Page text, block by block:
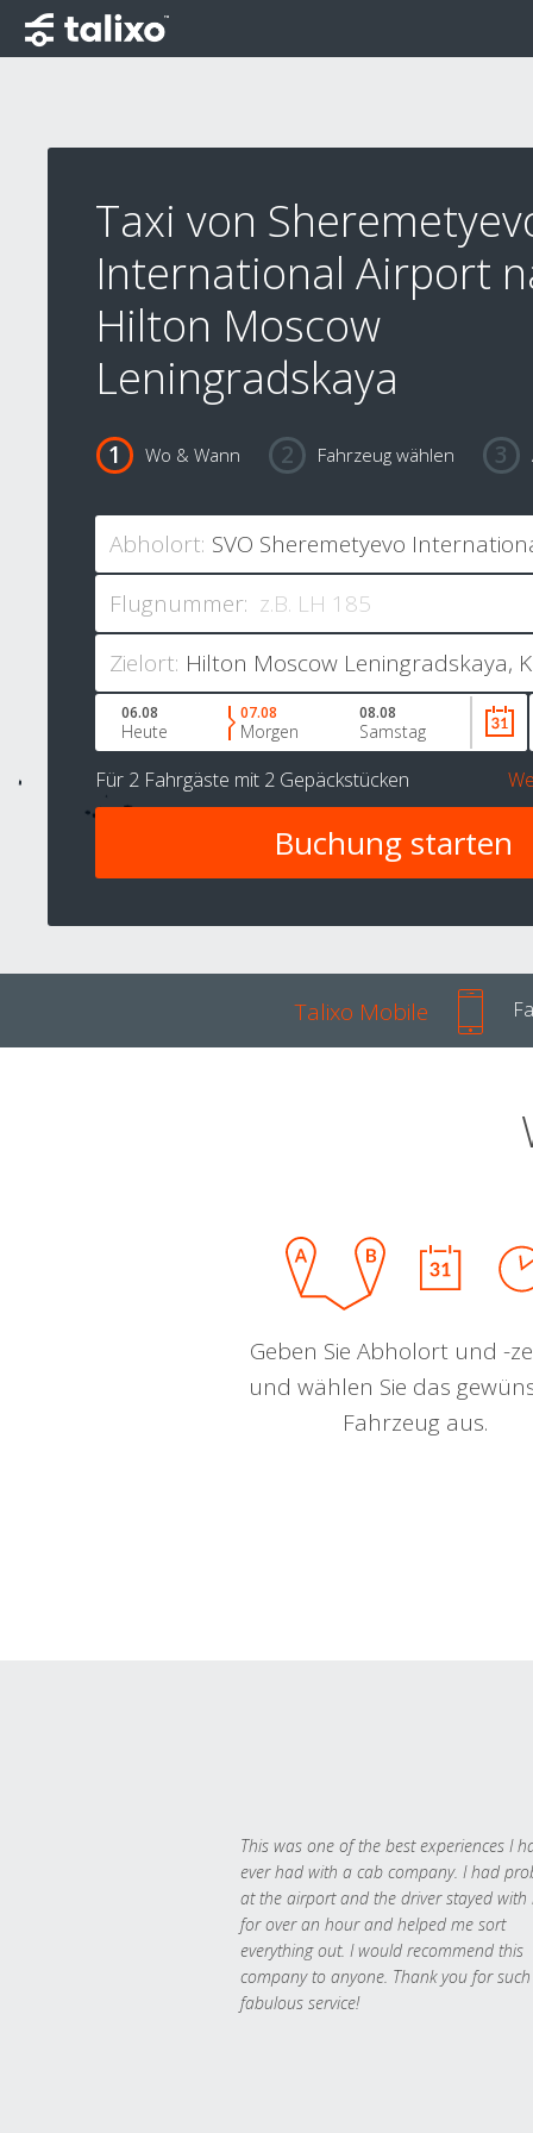
Taxi von
International Airport
Hilton Moscow
Leningradskaya
Wo & Wann Fahrzeug wählen
Abholort:
Flugnummer:
Zielort:
06.08
Heute
07.08
Morgen
08.08
Samstag
Für 2 Fahrgäste mit 2 Gepäckstücken
Talixo Mobile
Geben Sie Abholort und -
und wählen Sie das
Fahrzeug aus.
This was one of the best experiences I
ever had with a cab company. I had
at the airport and the driver stayed with
for over an hour and helped me sort
everything out. I would recommend this
company to anyone. Thank you for such
fabulous service!